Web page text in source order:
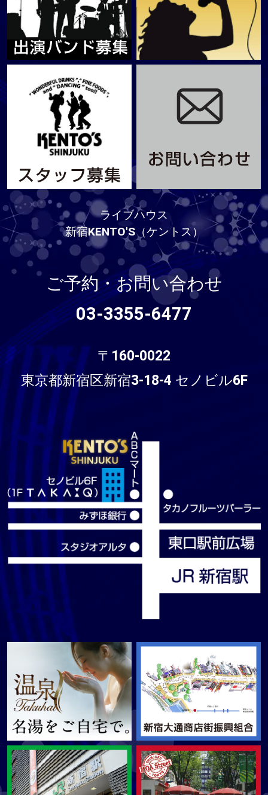
ライブハウス
新宿KENTO'S（ケントス）
ご予約・お問い合わせ
03-3355-6477
〒160-0022
東京都新宿区新宿3-18-4 セノビル6F